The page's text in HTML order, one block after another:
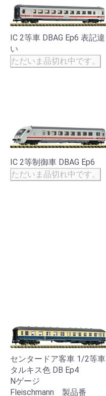
IC 2等車 DBAG Ep6 表記違
い
ただいま品切れ中です。
IC 2等制御車 DBAG Ep6
ただいま品切れ中です。
センタードア客車 1/2等車
タルキス色 DB Ep4
Nゲージ
Fleischmann 製品番